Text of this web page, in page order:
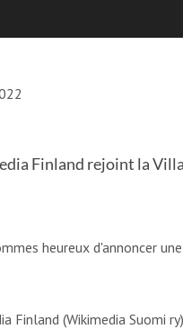
Finland rejoint la
heureux d'annoncer
Finland (Wikimedia Suomi